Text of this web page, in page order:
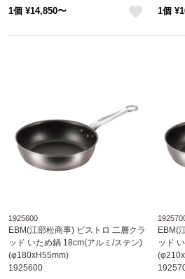
1個 ¥14,850〜 1個
1925600
EBM(江部松商事) ビストロ 二層クラ
ッド いため鍋 18cm(アルミ/ステン)
(φ180xH55mm)
1925600
EBM(
ッド